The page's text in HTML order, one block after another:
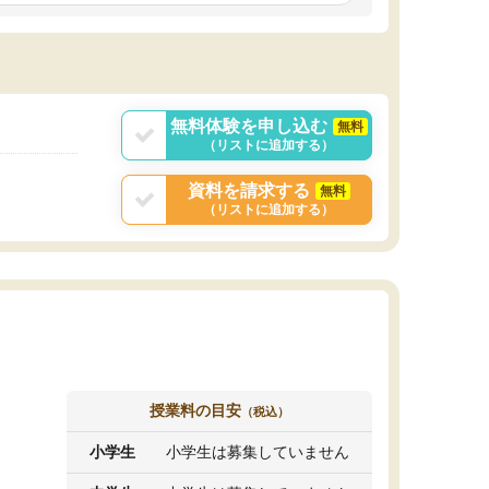
あれば自学自習で
からず辞めること
と感じました。
無料体験を申し込む
無料
（リストに追加する）
資料を請求する
無料
（リストに追加する）
授業料の目安 （税込）
小学生 小学生は募集していません